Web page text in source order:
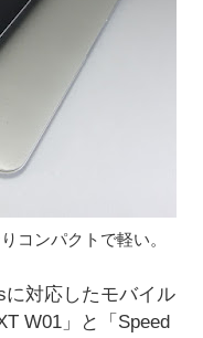
コンパクトで軽い。
に対応したモバイル
W01」と「Speed